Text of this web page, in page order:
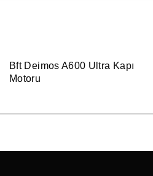
Bft Deimos A600 Ultra Kapı
Motoru